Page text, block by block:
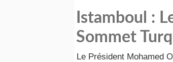
Istamboul :
Sommet
Le Président Mohamed